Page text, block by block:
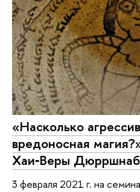
«Насколько
вредоносная
Хаи‑Веры
3 февраля 2021 г. на